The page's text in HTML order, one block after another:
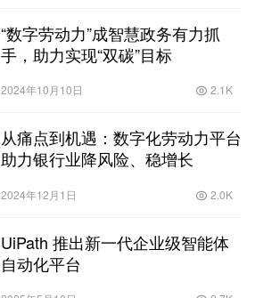
“数字劳动力”成智慧政务有力抓
手，助力实现“双碳”目标
2024年10月10日 2.1K
从痛点到机遇：数字化劳动力平台
助力银行业降风险、稳增长
2024年12月1日 2.0K
UiPath 推出新一代企业级智能体
自动化平台